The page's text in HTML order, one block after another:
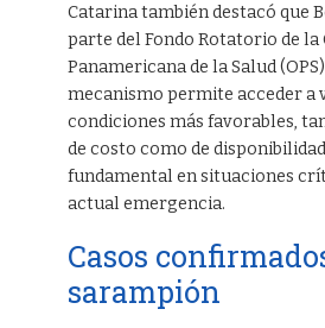
Catarina también destacó que
parte del Fondo Rotatorio de
Panamericana de la Salud
mecanismo permite acceder a
condiciones más favorables,
de costo como de
fundamental en situaciones
actual emergencia.
Casos
sarampión